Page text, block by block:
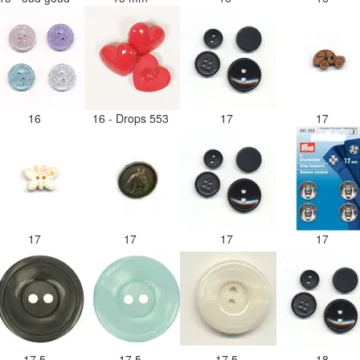
16 16 - Drops 553 17 17
17 17 17 17